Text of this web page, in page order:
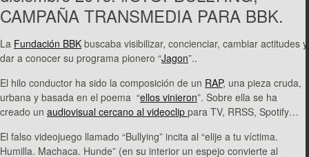
CAMPAÑA TRANSMEDIA PARA BBK.
La Fundación BBK buscaba visibilizar, concienciar, cambiar actitudes y
dar a conocer su programa pionero “Jagon”..
El hilo conductor ha sido la composición de un RAP, una pieza cruda,
urbana y basada en el poema “ellos vinieron”. Sobre ella se ha
creado un audiovisual cercano al videoclip para TV, RRSS, Spotify…
El falso videojuego llamado “Bullying” incita al “elije a tu víctima.
Humilla. Machaca. Hunde” (en su interior un espejo convierte al